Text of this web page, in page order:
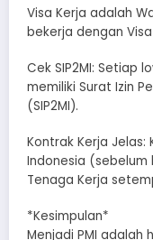
​Visa Kerja adalah
bekerja dengan
​Cek SIP2MI: Setiap
memiliki Surat Izin
(SIP2MI).
​Kontrak Kerja
Indonesia
Tenaga Kerja
*​Kesimpulan*
Menjadi PMI adalah